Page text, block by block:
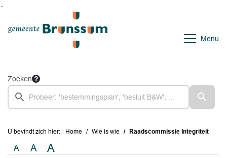
Ga naar de inhoud van deze pagina
Menu
Zoeken
U bevindt zich hier: Home Wie is wie Raadscommissie Integriteit
A A A